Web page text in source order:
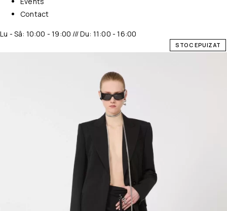
Contact
Lu - Sâ: 10:00 - 19:00 /// Du: 11:00 - 16:00
STOC EPUIZAT